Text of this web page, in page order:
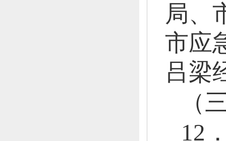
局、
市应
吕梁
（
12